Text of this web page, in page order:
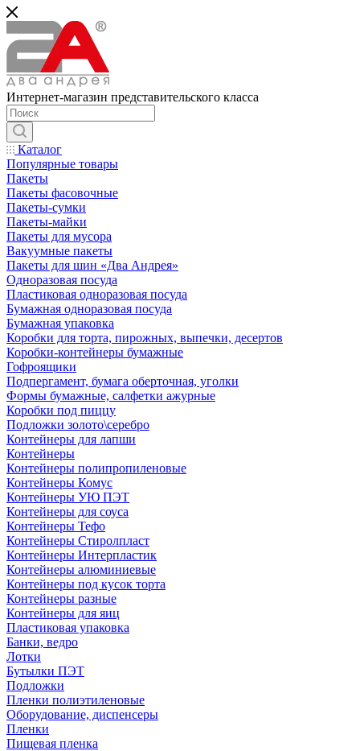
Интернет-магазин представительского класса
Каталог
Популярные товары
Пакеты
Пакеты фасовочные
Пакеты-сумки
Пакеты-майки
Пакеты для мусора
Вакуумные пакеты
Пакеты для шин «Два Андрея»
Одноразовая посуда
Пластиковая одноразовая посуда
Бумажная одноразовая посуда
Бумажная упаковка
Коробки для торта, пирожных, выпечки, десертов
Коробки-контейнеры бумажные
Гофроящики
Подпергамент, бумага оберточная, уголки
Формы бумажные, салфетки ажурные
Коробки под пиццу
Подложки золото\серебро
Контейнеры для лапши
Контейнеры
Контейнеры полипропиленовые
Контейнеры Комус
Контейнеры УЮ ПЭТ
Контейнеры для соуса
Контейнеры Тефо
Контейнеры Стиролпласт
Контейнеры Интерпластик
Контейнеры алюминиевые
Контейнеры под кусок торта
Контейнеры разные
Контейнеры для яиц
Пластиковая упаковка
Банки, ведро
Лотки
Бутылки ПЭТ
Подложки
Пленки полиэтиленовые
Оборудование, диспенсеры
Пленки
Пищевая пленка